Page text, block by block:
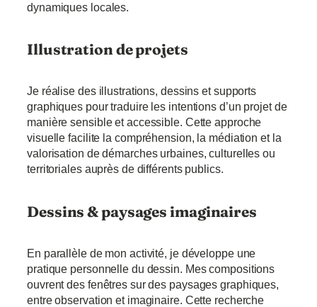
dynamiques locales.
Illustration de projets
Je réalise des illustrations, dessins et supports
graphiques pour traduire les intentions d’un projet de
manière sensible et accessible. Cette approche
visuelle facilite la compréhension, la médiation et la
valorisation de démarches urbaines, culturelles ou
territoriales auprès de différents publics.
Dessins & paysages imaginaires
En parallèle de mon activité, je développe une
pratique personnelle du dessin. Mes compositions
ouvrent des fenêtres sur des paysages graphiques,
entre observation et imaginaire. Cette recherche